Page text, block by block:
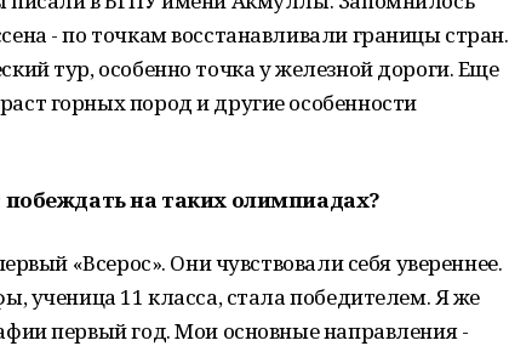
- по точкам восстанавливали границы стран.
тур, особенно точка у железной дороги. Еще
горных пород и другие особенности
побеждать на таких олимпиадах?
«Всерос». Они чувствовали себя увереннее.
ученица 11 класса, стала победителем. Я же
первый год. Мои основные направления -